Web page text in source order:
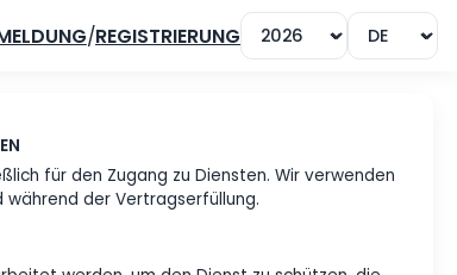
/REGISTRIERUNG
ausschließlich für den Zugang zu
nur für und während der